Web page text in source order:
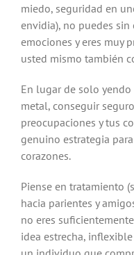
miedo, seguridad en
envidia), no puedes
emociones y eres muy
usted mismo también
En lugar de solo
metal, conseguir
preocupaciones y tus
genuino estrategia
corazones.
Piense en tratamiento
hacia parientes y
no eres
idea estrecha,